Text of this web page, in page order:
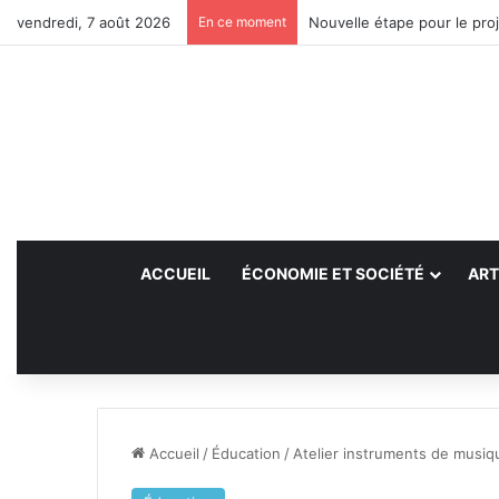
vendredi, 7 août 2026 En ce moment Nouvelle étape pour le
ACCUEIL ÉCONOMIE ET SOCIÉTÉ
Accueil / Éducation / Atelier instruments de